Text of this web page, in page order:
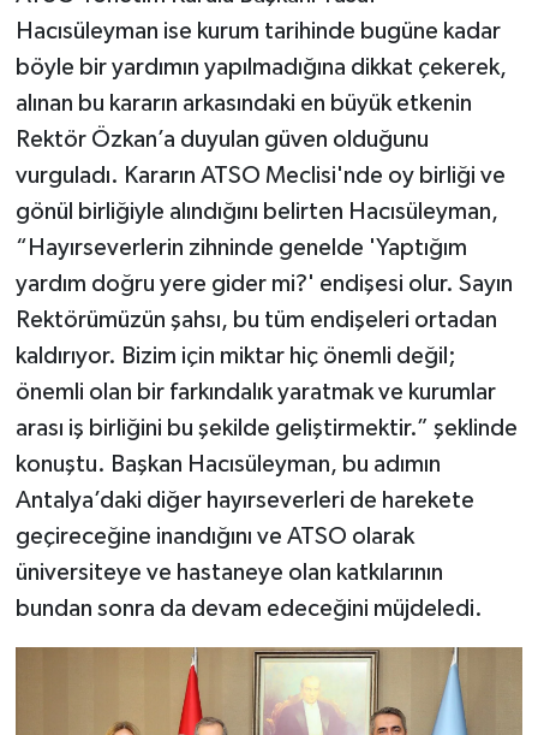
Hacısüleyman ise kurum tarihinde bugüne kadar
böyle bir yardımın yapılmadığına dikkat çekerek,
alınan bu kararın arkasındaki en büyük etkenin
Rektör Özkan’a duyulan güven olduğunu
vurguladı. Kararın ATSO Meclisi'nde oy birliği ve
gönül birliğiyle alındığını belirten Hacısüleyman,
“Hayırseverlerin zihninde genelde 'Yaptığım
yardım doğru yere gider mi?' endişesi olur. Sayın
Rektörümüzün şahsı, bu tüm endişeleri ortadan
kaldırıyor. Bizim için miktar hiç önemli değil;
önemli olan bir farkındalık yaratmak ve kurumlar
arası iş birliğini bu şekilde geliştirmektir.” şeklinde
konuştu. Başkan Hacısüleyman, bu adımın
Antalya’daki diğer hayırseverleri de harekete
geçireceğine inandığını ve ATSO olarak
üniversiteye ve hastaneye olan katkılarının
bundan sonra da devam edeceğini müjdeledi.